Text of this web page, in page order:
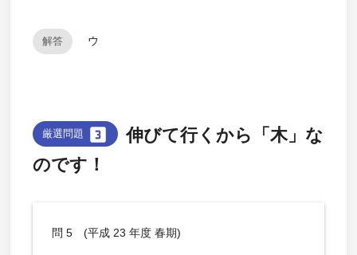
解答 ウ
厳選問題 looks_3
伸びて行くから「木」な
のです！
問 5 (平成 23 年度 春期)